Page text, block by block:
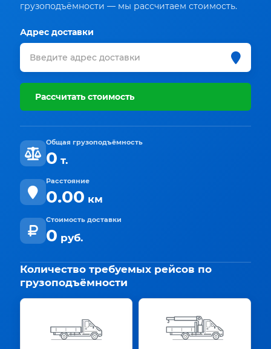
грузоподъёмности — мы рассчитаем стоимость.
Адрес доставки
Рассчитать стоимость
Общая грузоподъёмность
0 т.
Расстояние
0.00 км
Стоимость доставки
0 руб.
Количество требуемых рейсов по
грузоподъёмности